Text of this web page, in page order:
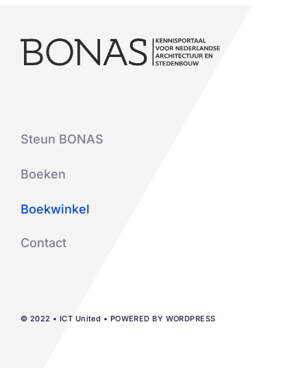
Steun BONAS
Boeken
Boekwinkel
Contact
© 2022 • ICT United • POWERED BY WORDPRESS